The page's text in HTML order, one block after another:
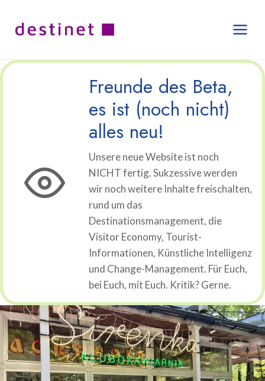
Inhalt
springen
Freunde des Beta,
es ist (noch nicht)
alles neu!
Unsere neue Website ist noch
NICHT fertig. Sukzessive werden
wir noch weitere Inhalte freischalten,
rund um das
Destinationsmanagement, die
Visitor Economy, Tourist-
Informationen, Künstliche Intelligenz
und Change-Management. Für Euch,
bei Euch, mit Euch. Kritik? Gerne.